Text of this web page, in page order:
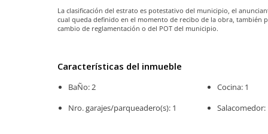
La clasificación del estrato es potestativo del municipio, el
cual queda definido en el momento de recibo de la obra,
cambio de reglamentación o del POT del municipio.
Características del inmueble
BaÑo: 2
Nro. garajes/parqueadero(s): 1
Cocina: 1
Salacomedor: